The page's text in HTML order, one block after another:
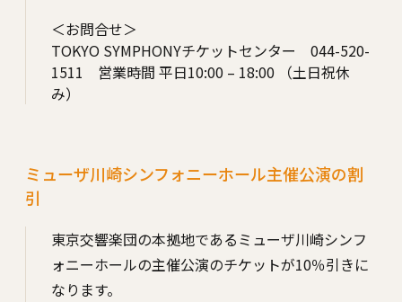
＜お問合せ＞
TOKYO SYMPHONYチケットセンター 044-520-
1511 営業時間 平日10:00 – 18:00 （土日祝休
み）
ミューザ川崎シンフォニーホール主催公演の割
引
東京交響楽団の本拠地であるミューザ川崎シンフ
ォニーホールの主催公演のチケットが10％引きに
なります。